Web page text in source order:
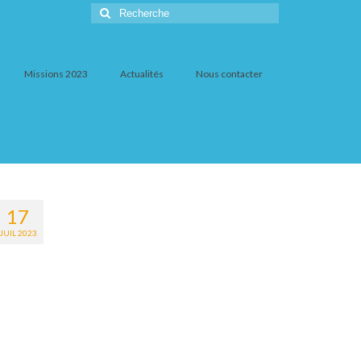
Rechercher
:
Missions 2023 Actualités Nous contacter
17
JUIL 2023